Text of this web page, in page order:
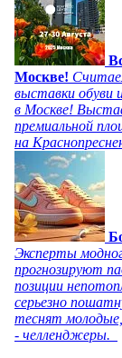
Москве!
выставки обуви
в Москве!
премиальной
на
Эксперты
прогнозируют
позиции
серьезно
теснят
- челленджеры.